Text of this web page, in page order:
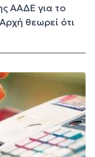
ΑΑΔΕ για το
θεωρεί ότι